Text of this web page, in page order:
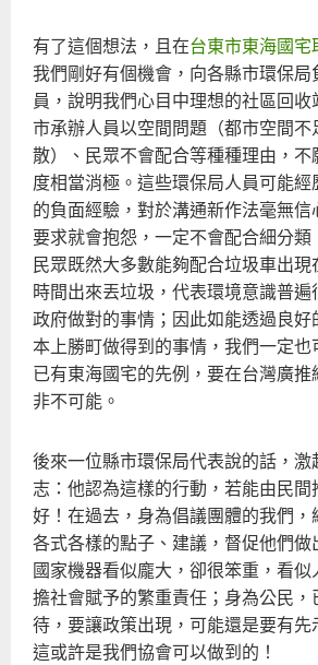
有了這個想法，且在台東市東海國
我們剛好有個機會，向各縣市環保
員，說明我們心目中理想的社區回
市承辦人員以空間問題（都市空間
散）、民眾不會配合等種種理由，
度相當消極。這些環保局人員可能
的負面經驗，對於溝通新作法毫無
要求就會抱怨，一定不會配合細分
民眾既然大多數能夠配合垃圾車出
時間出來丟垃圾，代表環境意識普
政府做對的事情；因此如能透過良好
本上勝町做得到的事情，我們一定
已有東海國宅的先例，要在台灣廣
非不可能。
後來一位縣市環保局代表說的話，
志：他認為這樣的行動，若能由民
好！在過去，身為倡議團體的我們
各式各樣的點子、建議，督促他們
國家機器看似龐大，卻很笨重，看
擔社會賦予的繁重責任；身為公民
待，要讓政策出現，可能還是要有先
這或許是我們協會可以做到的！